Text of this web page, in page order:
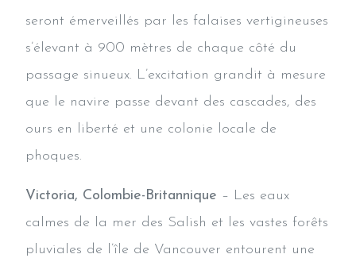
seront émerveillés par les falaises vertigineuses
s’élevant à 900 mètres de chaque côté du
passage sinueux. L’excitation grandit à mesure
que le navire passe devant des cascades, des
ours en liberté et une colonie locale de
phoques.
Victoria, Colombie-Britannique – Les eaux
calmes de la mer des Salish et les vastes forêts
pluviales de l’île de Vancouver entourent une